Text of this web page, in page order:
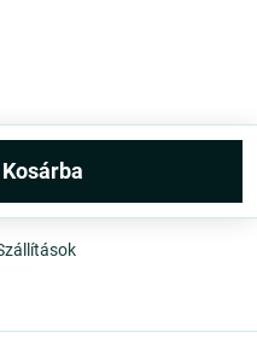
kosárba